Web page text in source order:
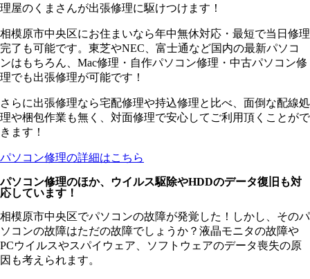
理屋のくまさんが出張修理に駆けつけます！
相模原市中央区にお住まいなら年中無休対応・最短で当日修理
完了も可能です。東芝やNEC、富士通など国内の最新パソコ
ンはもちろん、Mac修理・自作パソコン修理・中古パソコン修
理でも出張修理が可能です！
さらに出張修理なら宅配修理や持込修理と比べ、面倒な配線処
理や梱包作業も無く、対面修理で安心してご利用頂くことがで
きます！
パソコン修理の詳細はこちら
パソコン修理のほか、ウイルス駆除やHDDのデータ復旧も対
応しています！
相模原市中央区でパソコンの故障が発覚した！しかし、そのパ
ソコンの故障はただの故障でしょうか？液晶モニタの故障や
PCウイルスやスパイウェア、ソフトウェアのデータ喪失の原
因も考えられます。